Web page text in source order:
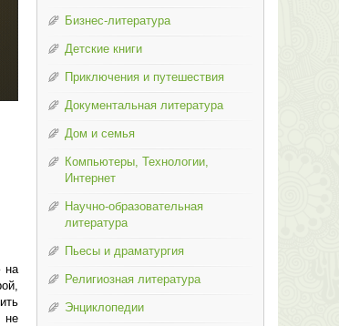
на
не
Бизнес-литература
Детские книги
Приключения и путешествия
Документальная литература
Дом и семья
Компьютеры, Технологии,
Интернет
Научно-образовательная
литература
Пьесы и драматургия
Религиозная литература
Энциклопедии